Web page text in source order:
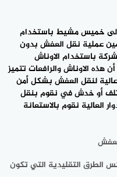
خميس مشيط باستخدام
عملية نقل العفش بدون
باستخدام الاوناش
هذه الاوناش والرافعات تتميز
عالية لنقل العفش بشكل أمن
أو خدش في نقوم بنقل
العالية نقوم بالاستعانة
الطرق التقليدية التي تكون